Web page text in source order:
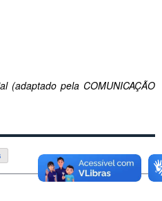
(adaptado pela COMUNICAÇÃO